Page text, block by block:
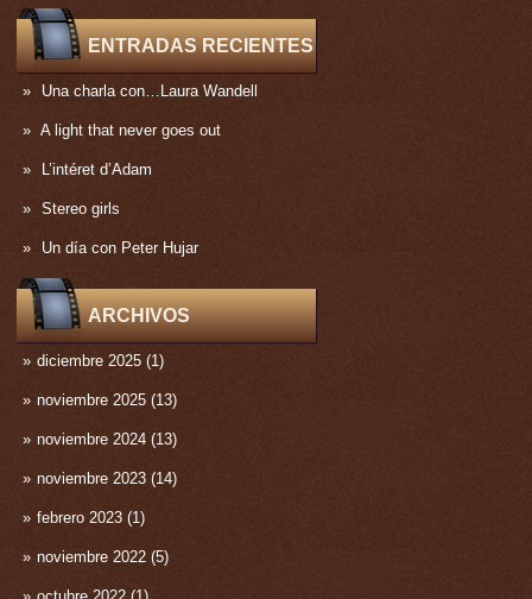
ENTRADAS RECIENTES
Una charla con…Laura Wandell
A light that never goes out
L’intéret d’Adam
Stereo girls
Un día con Peter Hujar
ARCHIVOS
diciembre 2025 (1)
noviembre 2025 (13)
noviembre 2024 (13)
noviembre 2023 (14)
febrero 2023 (1)
noviembre 2022 (5)